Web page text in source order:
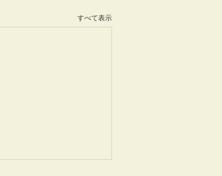
すべて表示